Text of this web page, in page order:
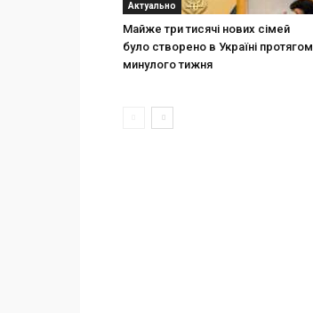
Актуально
Майже три тисячі нових сімей
було створено в Україні протягом
минулого тижня